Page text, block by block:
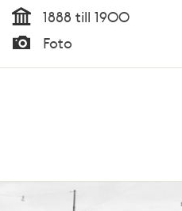
Tid
1888 till 1900
Typ
Foto